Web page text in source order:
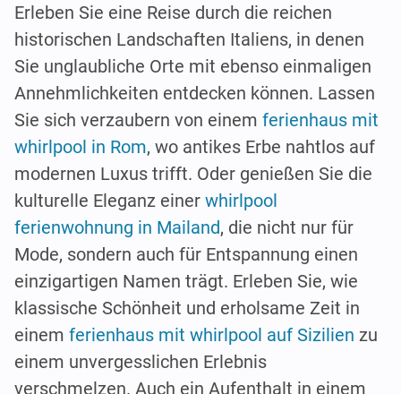
Erleben Sie eine Reise durch die reichen
historischen Landschaften Italiens, in denen
Sie unglaubliche Orte mit ebenso einmaligen
Annehmlichkeiten entdecken können. Lassen
Sie sich verzaubern von einem ferienhaus mit
whirlpool in Rom, wo antikes Erbe nahtlos auf
modernen Luxus trifft. Oder genießen Sie die
kulturelle Eleganz einer whirlpool
ferienwohnung in Mailand, die nicht nur für
Mode, sondern auch für Entspannung einen
einzigartigen Namen trägt. Erleben Sie, wie
klassische Schönheit und erholsame Zeit in
einem ferienhaus mit whirlpool auf Sizilien zu
einem unvergesslichen Erlebnis
verschmelzen. Auch ein Aufenthalt in einem